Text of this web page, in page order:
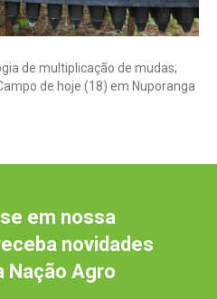
de multiplicação de mudas;
de hoje (18) em Nuporanga
em nossa
novidades
Nação Agro